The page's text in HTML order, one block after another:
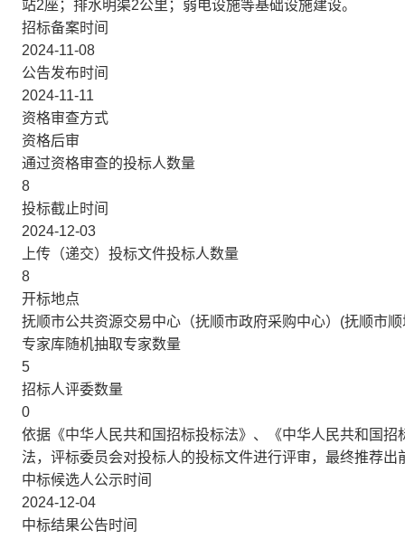
站2座；排水明渠2公里；弱电设施等基础设施建设。
招标备案时间
2024-11-08
公告发布时间
2024-11-11
资格审查方式
资格后审
通过资格审查的投标人数量
8
投标截止时间
2024-12-03
上传（递交）投标文件投标人数量
8
开标地点
抚顺市公共资源交易中心（抚顺市政府采购中心）(抚顺市
专家库随机抽取专家数量
5
招标人评委数量
0
依据《中华人民共和国招标投标法》、《中华人民共和国
法，评标委员会对投标人的投标文件进行评审，最终推荐
中标候选人公示时间
2024-12-04
中标结果公告时间